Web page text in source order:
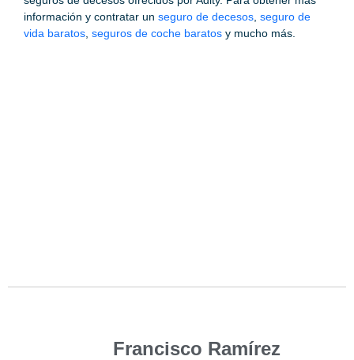
información y contratar un seguro de decesos seguro de
vida baratos seguros de coche baratos y mucho más.
Francisco Ramírez